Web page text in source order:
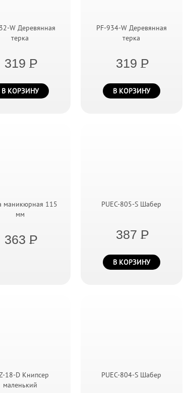
W Деревянная
терка
319 P
В КОРЗИНУ
PF-934-W Деревянная
терка
319 P
В КОРЗИНУ
маникюрная 115
мм
363P
PUEC-805-S Шабер
387P
В КОРЗИНУ
18-D Книпсер
маленький
PUEC-804-S Шабер